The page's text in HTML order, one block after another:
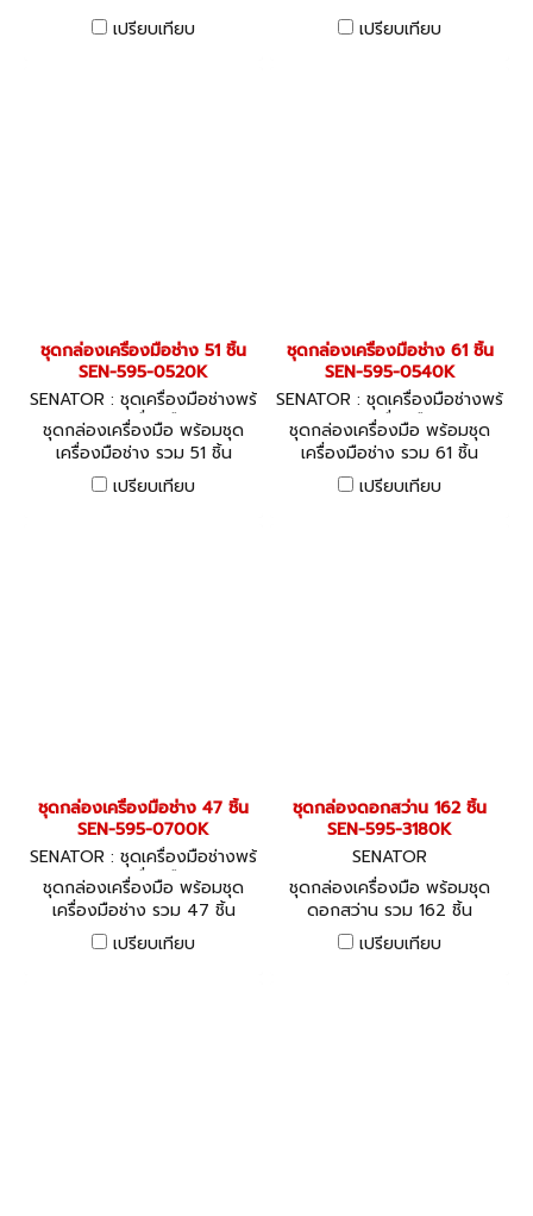
เปรียบเทียบ เปรียบเทียบ
ชุดกล่องเครื่องมือช่าง 51 ชิ้น
SEN-595-0520K
SENATOR : ชุดเครื่องมือช่างพร้
อมเครื่องมือ
ชุดกล่องเครื่องมือ พร้อมชุด
เครื่องมือช่าง รวม 51 ชิ้น
SENATOR Home Handyman
Tool Kit - 51 Piece
เปรียบเทียบ
ชุดกล่องเครื่องมือช่าง 61 ชิ้น
SEN-595-0540K
SENATOR : ชุดเครื่องมือช่างพร้
อมเครื่องมือ
ชุดกล่องเครื่องมือ พร้อมชุด
เครื่องมือช่าง รวม 61 ชิ้น
SENATOR 61 Piece Home
Handyman Tool Kit
เปรียบเทียบ
ชุดกล่องเครื่องมือช่าง 47 ชิ้น
SEN-595-0700K
SENATOR : ชุดเครื่องมือช่างพร้
อมเครื่องมือ
ชุดกล่องเครื่องมือ พร้อมชุด
เครื่องมือช่าง รวม 47 ชิ้น
SENATOR 47 Piece
Engineer's Workshop Tool
เปรียบเทียบ
ชุดกล่องดอกสว่าน 162 ชิ้น
SEN-595-3180K
SENATOR
ชุดกล่องเครื่องมือ พร้อมชุด
ดอกสว่าน รวม 162 ชิ้น
SENATOR Power Bit Set 162
Pieces
เปรียบเทียบ